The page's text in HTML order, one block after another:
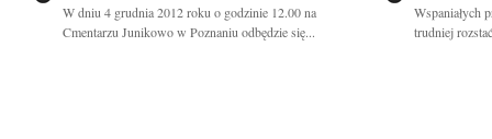
W dniu 4 grudnia 2012 roku o godzinie 12.00 na
Cmentarzu Junikowo w Poznaniu odbędzie się...
Wspaniałych
trudniej